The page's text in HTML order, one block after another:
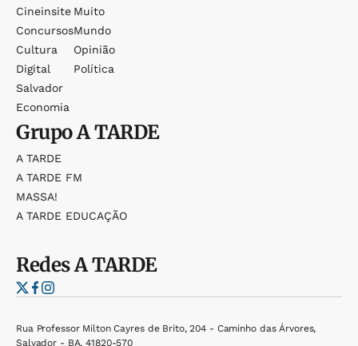
Cineinsite
Concursos
Cultura
Digital
Salvador
Economia
Muito
Mundo
Opinião
Política
GrupoA TARDE
A TARDE
A TARDE FM
MASSA!
A TARDE EDUCAÇÃO
RedesA TARDE
Rua Professor Milton Cayres de Brito, 204 - Caminho das Árvores,
Salvador - BA, 41820-570